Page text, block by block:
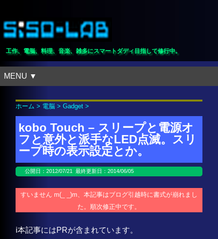
工作、電脳、料理、音楽、雑多にスマートダディ目指して修行中。
MENU ▼
ホーム > 電脳 >Gadget >
kobo Touch – スリープと電源オ
フと意外と派手なLED点滅。スリ
ープ時の表示設定とか。
公開日：2012/07/21 最終更新日：2014/06/05
すいません m(_ _)m、本記事はブログ引越時に書式が崩れまし
た。順次修正中です。
ℹ️本記事にはPRが含まれています。